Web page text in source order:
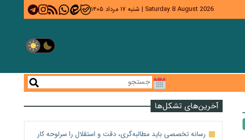
Saturday 8 August 2026
| شنبه ۱۷ مرداد ۱۴۰۵
آخرین‌های تشکل‌ها
رسانه تخصصی باید مطالبه‌گری، دقت و استقلال را سرلوحه کار